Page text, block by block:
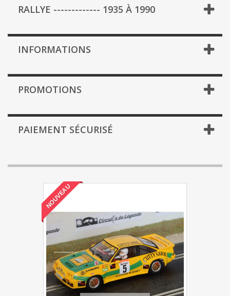
RALLYE ------------- 1935 À 1990
INFORMATIONS
PROMOTIONS
PAIEMENT SÉCURISÉ
NOUVEAU